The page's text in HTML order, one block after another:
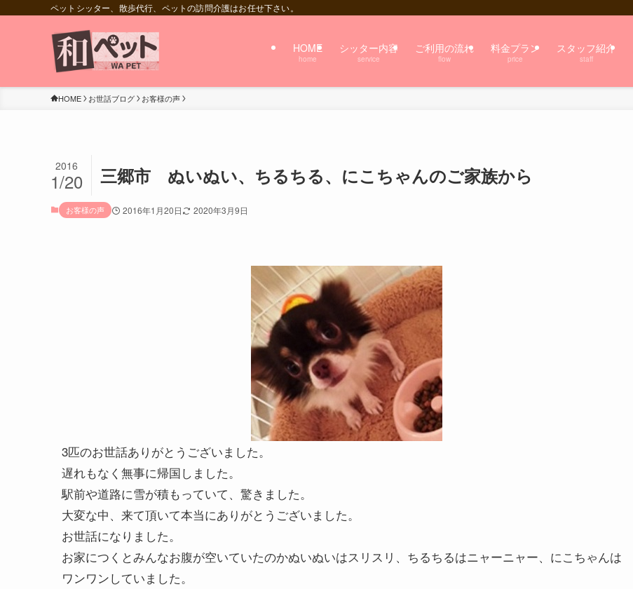
ペットシッター、散歩代行、ペットの訪問介護はお任せ下さい。
HOME
home
シッター内容
service
ご利用の流れ
flow
料金プラン
price
スタッフ紹介
staff
HOME お世話ブログ お客様の声
三郷市 ぬいぬい、ちるちる、にこちゃんのご家族から
2016
1/20
お客様の声 2016年1月20日 2020年3月9日
3匹のお世話ありがとうございました。
遅れもなく無事に帰国しました。
駅前や道路に雪が積もっていて、驚きました。
大変な中、来て頂いて本当にありがとうございました。
お世話になりました。
お家につくとみんなお腹が空いていたのかぬいぬいはスリスリ、ちるちるはニャーニャー、にこちゃんは
ワンワンしていました。